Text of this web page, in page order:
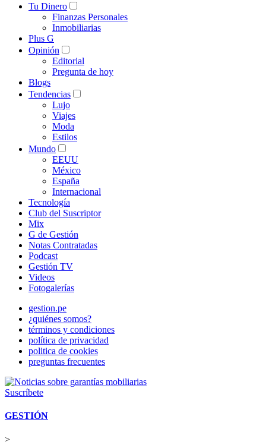
Tu Dinero
Finanzas Personales
Inmobiliarias
Plus G
Opinión
Editorial
Pregunta de hoy
Blogs
Tendencias
Lujo
Viajes
Moda
Estilos
Mundo
EEUU
México
España
Internacional
Tecnología
Club del Suscriptor
Mix
G de Gestión
Notas Contratadas
Podcast
Gestión TV
Videos
Fotogalerías
gestion.pe
¿quiénes somos?
términos y condiciones
política de privacidad
politica de cookies
preguntas frecuentes
Suscríbete
GESTIÓN
>